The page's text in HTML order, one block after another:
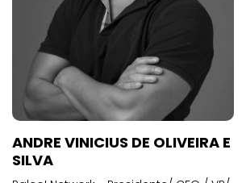
ANDRE VINICIUS DE OLIVEIRA E
SILVA